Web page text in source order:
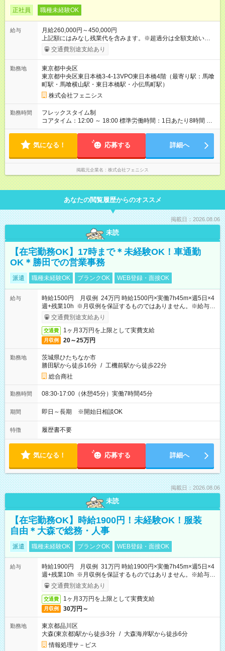
正社員 職種未経験OK
給与
月給260,000円～450,000円
上記額にはみなし残業代を含みます。※超過分は全額支給いたし
ます。 みなし残業代 50,000円 ～ 111,500円／月 みなし残業時
間 26時間 ～ 45時間／月 月給26万円～45万円 前職・希望を考慮
記金額には、月26時間～45時間分（5万円～11万1500円）の固
定残業代を含む。超過分は別途支給。 ※入社2年目以降年収364
万円～630万円 【試用期間】試用期間あり 試用期間の長さ：3ヶ
月 雇用形態、給与は本採用時と同じです。 ※試用期間中（3カ月
間）の勤務時間のみ、10：00～19：00（実働8時間）で固定と
なります。その他、条件等変更はありません。
交通費別途支給あり
勤務地
東京都中央区
東京都中央区東日本橋3-4-13VPO東日本橋4階（最寄り駅：馬喰
町駅・馬喰横山駅・東日本橋駅・小伝馬町駅）
株式会社フェニシス
勤務時間
フレックスタイム制
コアタイム：12:00 ～ 18:00 標準労働時間：1日あたり8時間 標
準労働時間1日8時間／コアタイム12：00～18：00
気になる！ 応募する 詳細へ
掲載元企業名 株式会社フェニシス
あなたの閲覧履歴からのオススメ
掲載日：2026.08.06
未読
【在宅勤務OK】17時まで＊未経験OK！車通勤
OK＊勝田での営業事務
派遣 職種未経験OK ブランクOK WEB登録・面接OK
給与
時給1500円 月収例 24万円 時給1500円×実働7h45m×週5日×4
週+残業10h ※月収例を保証するものではありません。※給与即
受取りサービス利用可（利用条件有）
交通費別途支給あり
交通費 1ヶ月3万円を上限として実費支給
月収例 20～25万円
勤務地
茨城県ひたちなか市
勝田駅から徒歩16分 / 工機前駅から徒歩22分
総合商社
勤務時間 08:30-17:00（休憩45分）実働7時間45分
期間 即日～長期 ※開始日相談OK
特徴 履歴書不要
気になる！ 応募する 詳細へ
掲載日：2026.08.06
未読
【在宅勤務OK】時給1900円！未経験OK！服装
自由＊大森で総務・人事
派遣 職種未経験OK ブランクOK WEB登録・面接OK
給与
時給1900円 月収例 31万円 時給1900円×実働7h45m×週5日×4
週+残業10h ※月収例を保証するものではありません。※給与即
受取りサービス利用可（利用条件有）
交通費別途支給あり
交通費 1ヶ月3万円を上限として実費支給
月収例 30万円～
勤務地
東京都品川区
大森(東京都)駅から徒歩3分 / 大森海岸駅から徒歩6分
情報処理サ－ビス